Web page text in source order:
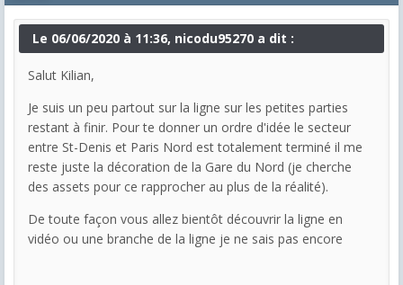
Le 06/06/2020 à 11:36, nicodu95270 a dit :
Salut Kilian,
Je suis un peu partout sur la ligne sur les petites parties
restant à finir. Pour te donner un ordre d'idée le secteur
entre St-Denis et Paris Nord est totalement terminé il me
reste juste la décoration de la Gare du Nord (je cherche
des assets pour ce rapprocher au plus de la réalité).
De toute façon vous allez bientôt découvrir la ligne en
vidéo ou une branche de la ligne je ne sais pas encore